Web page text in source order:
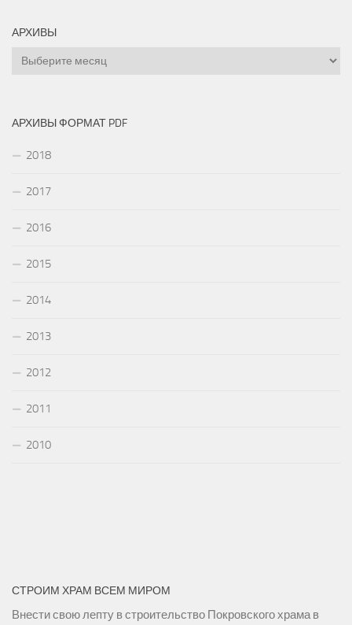
АРХИВЫ
Архивы
АРХИВЫ ФОРМАТ PDF
2018
2017
2016
2015
2014
2013
2012
2011
2010
СТРОИМ ХРАМ ВСЕМ МИРОМ
Внести свою лепту в строительство Покровского храма в